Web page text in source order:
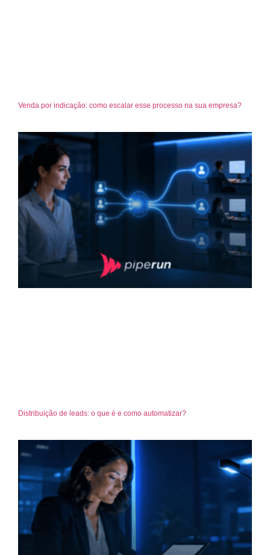
Venda por indicação: como escalar esse processo na sua empresa?
Distribuição de leads: o que é e como automatizar?